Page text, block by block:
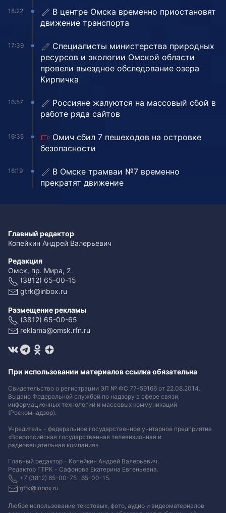
18:22
В центре Омска временно приостановят
движение транспорта
17:39
Специалисты министерства природных
ресурсов и экологии Омской области
провели выездное обследование озера
Кирпичка
16:57
Россияне жалуются на массовый сбой в
работе ряда сайтов
16:35
Омич сбил 7 пешеходов на островке
безопасности
16:19
В Омске трамваи №7 временно
прекратят движение
Главный редактор
Копейкин Андрей Валерьевич
Редакция
Омск, пр. Мира, 2
(3812) 65-00-15
gtrk@inbox.ru
Размещение рекламы
(3812) 65-00-65
reklama@omsk.rfn.ru
При использовании материалов ссылка обязательна
Свидетельство о регистрации ЭЛ № ФС 77-59166 от 22.08.2014.
Выдано Федеральной службой по надзору в сфере связи,
информационных технологий и массовых коммуникаций
(Роскомнадзор).
Учредитель - федеральное государственное унитарное предприятие
«Всероссийская государственная телевизионная и
радиовещательная компания».
Главный редактор - Копейкин Андрей Валерьевич.
Редактор ГТРК - Сафонова Екатерина Евгеньевна.
+7 (3812) 65-00-75 , 65-00-15.
gtrk@inbox.ru
Любое использование текстовых, фото, аудио и видеоматериалов